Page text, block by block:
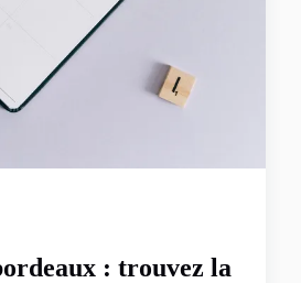
: trouvez la